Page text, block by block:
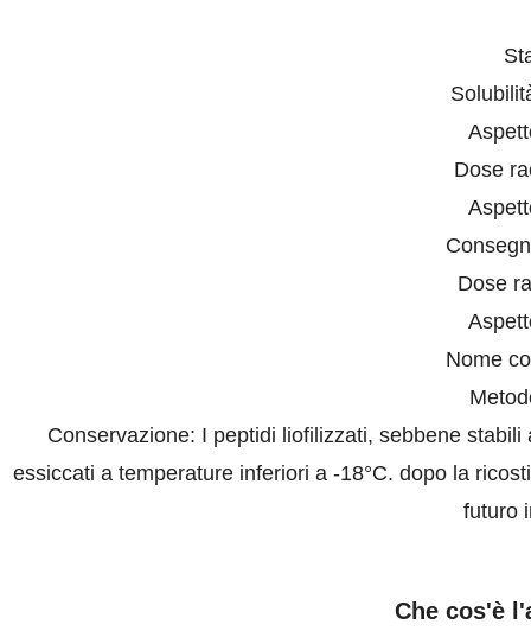
Dose
Dose
Nome
Conservazione: I peptidi liofilizzati, sebbene
essiccati a temperature inferiori a -18°C. dopo la
futuro
Che cos'è